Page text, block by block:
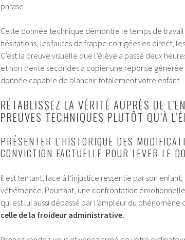
phrase.
Cette donnée technique démontre le temps de
hésitations, les fautes de frappe corrigées en direct,
C’est la preuve visuelle que l’élève a passé deux
et non trente secondes à copier une réponse
donnée capable de blanchir totalement votre enfant.
RÉTABLISSEZ LA VÉRITÉ AUPRÈS DE
PREUVES TECHNIQUES PLUTÔT QU’À
PRÉSENTER L’HISTORIQUE DES
CONVICTION FACTUELLE POUR LEVER LE
Il est tentant, face à l’injustice ressentie par son
véhémence. Pourtant, une confrontation
qui est lui aussi dépassé par l’ampleur du phénomène
celle de la froideur administrative.